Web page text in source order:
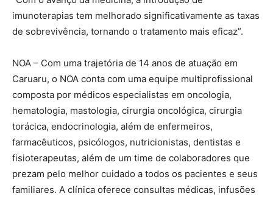
imunoterapias tem melhorado significativamente as taxas
de sobrevivência, tornando o tratamento mais eficaz”.
NOA – Com uma trajetória de 14 anos de atuação em
Caruaru, o NOA conta com uma equipe multiprofissional
composta por médicos especialistas em oncologia,
hematologia, mastologia, cirurgia oncológica, cirurgia
torácica, endocrinologia, além de enfermeiros,
farmacêuticos, psicólogos, nutricionistas, dentistas e
fisioterapeutas, além de um time de colaboradores que
prezam pelo melhor cuidado a todos os pacientes e seus
familiares. A clínica oferece consultas médicas, infusões